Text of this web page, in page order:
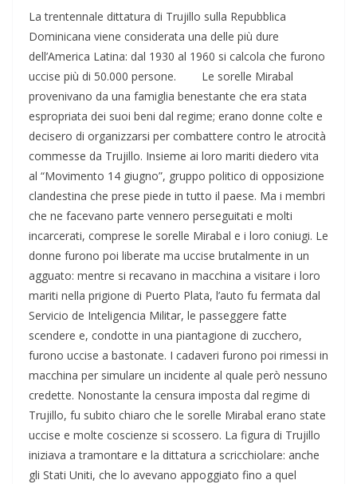
La trentennale dittatura di Trujillo sulla Repubblica
Dominicana viene considerata una delle più dure
dell’America Latina: dal 1930 al 1960 si calcola che furono
uccise più di 50.000 persone. Le sorelle Mirabal
provenivano da una famiglia benestante che era stata
espropriata dei suoi beni dal regime; erano donne colte e
decisero di organizzarsi per combattere contro le atrocità
commesse da Trujillo. Insieme ai loro mariti diedero vita
al “Movimento 14 giugno”, gruppo politico di opposizione
clandestina che prese piede in tutto il paese. Ma i membri
che ne facevano parte vennero perseguitati e molti
incarcerati, comprese le sorelle Mirabal e i loro coniugi. Le
donne furono poi liberate ma uccise brutalmente in un
agguato: mentre si recavano in macchina a visitare i loro
mariti nella prigione di Puerto Plata, l’auto fu fermata dal
Servicio de Inteligencia Militar, le passeggere fatte
scendere e, condotte in una piantagione di zucchero,
furono uccise a bastonate. I cadaveri furono poi rimessi in
macchina per simulare un incidente al quale però nessuno
credette. Nonostante la censura imposta dal regime di
Trujillo, fu subito chiaro che le sorelle Mirabal erano state
uccise e molte coscienze si scossero. La figura di Trujillo
iniziava a tramontare e la dittatura a scricchiolare: anche
gli Stati Uniti, che lo avevano appoggiato fino a quel